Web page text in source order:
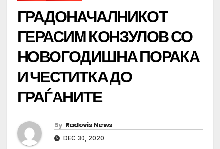
ГРАДОНАЧАЛНИКОТ
ГЕРАСИМ КОНЗУЛОВ СО
НОВОГОДИШНА ПОРАКА
И ЧЕСТИТКА ДО
ГРАЃАНИТЕ
By Radovis News
DEC 30, 2020